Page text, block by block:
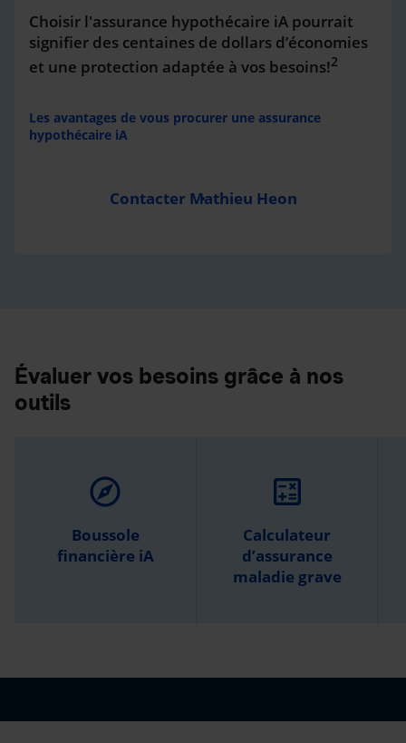
Choisir l'assurance hypothécaire iA pourrait
signifier des centaines de dollars d’économies
et une protection adaptée à vos besoins!2
Les avantages de vous procurer une assurance
hypothécaire iA
Contacter Mathieu Heon
Évaluer vos besoins grâce à nos
outils
explore
Boussole
financière iA
calculate
Calculateur
d’assurance
maladie grave